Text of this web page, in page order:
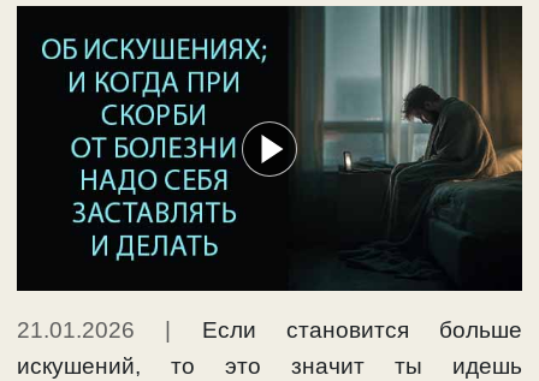
21.01.2026
Если становится больше
искушений, то это значит ты идешь